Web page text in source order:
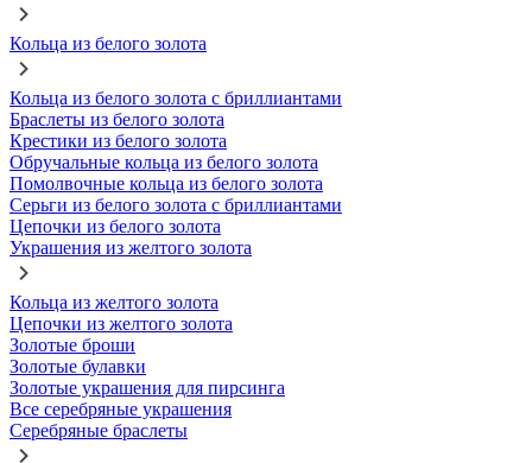
Кольца из белого золота
Кольца из белого золота с бриллиантами
Браслеты из белого золота
Крестики из белого золота
Обручальные кольца из белого золота
Помолвочные кольца из белого золота
Серьги из белого золота с бриллиантами
Цепочки из белого золота
Украшения из желтого золота
Кольца из желтого золота
Цепочки из желтого золота
Золотые броши
Золотые булавки
Золотые украшения для пирсинга
Все серебряные украшения
Серебряные браслеты